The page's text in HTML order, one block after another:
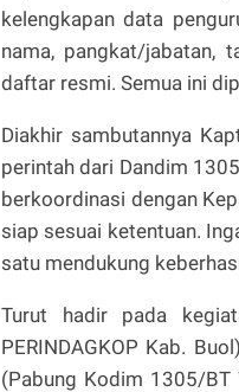
kelengkapan data
nama, pangkat/jabatan,
daftar resmi. Semua ini
Diakhir sambutannya
perintah dari Dandim
berkoordinasi dengan
siap sesuai ketentuan.
satu mendukung
Turut hadir pada
PERINDAGKOP Kab.
(Pabung Kodim 1305/BT